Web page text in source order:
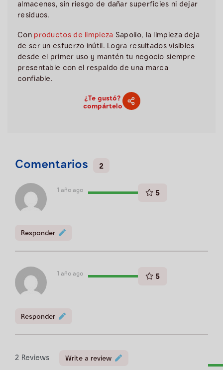
almacenes, sin riesgo de dañar superficies ni dejar
residuos.
Con productos de limpieza Sapolio, la limpieza deja
de ser un esfuerzo inútil. Logra resultados visibles
desde el primer uso y mantén tu negocio siempre
presentable con el respaldo de una marca
confiable.
¿Te gustó?
compártelo
Comentarios 2
2 Reviews Write a review
1 año ago 5
Responder
1 año ago 5
Responder